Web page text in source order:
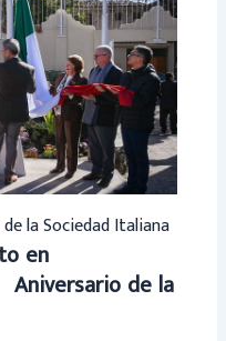
la Sociedad Italiana
en
Aniversario de la